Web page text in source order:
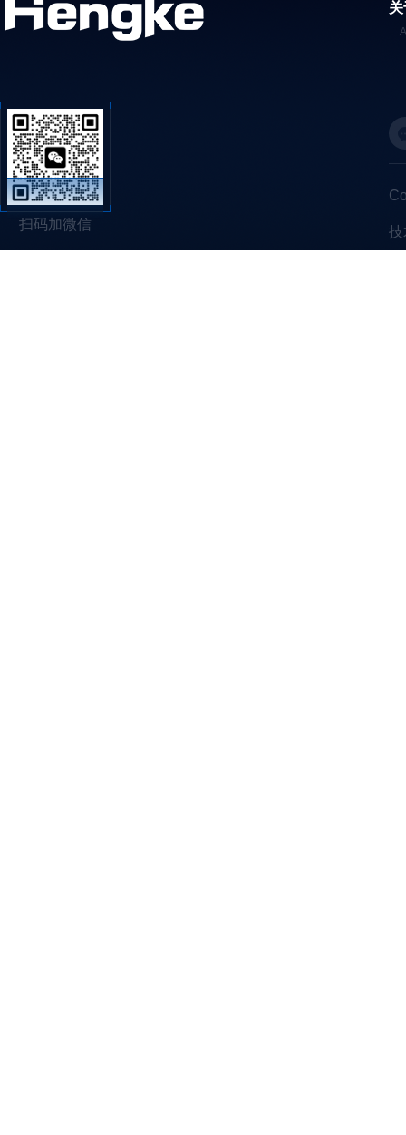
扫码加微信 技